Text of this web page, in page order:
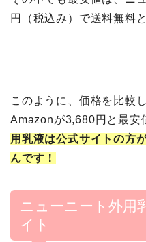
円（税込み）で送料無料
このように、価格を比較
Amazonが3,680円と最安
用乳液は公式サイトの方
んです！
ニューニート外用
イト